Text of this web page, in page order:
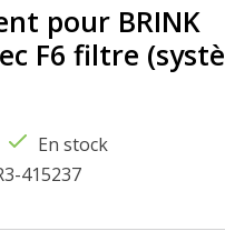
pour BRINK
F6 filtre
En stock
415237